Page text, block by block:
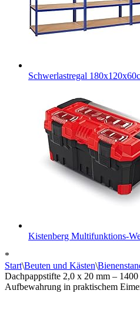
Schwerlastregal
Kistenberg Multifunktions-
*
Start\Beuten und Kästen\
Dachpappstifte 2,0 x 20 mm –
Aufbewahrung in praktischem